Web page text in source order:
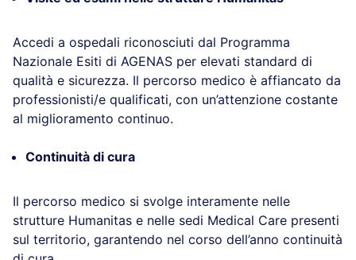
Accedi a ospedali riconosciuti dal Programma
Nazionale Esiti di AGENAS per elevati standard di
qualità e sicurezza. Il percorso medico è affiancato da
professionisti/e qualificati, con un’attenzione costante
al miglioramento continuo.
Continuità di cura
Il percorso medico si svolge interamente nelle
strutture Humanitas e nelle sedi Medical Care presenti
sul territorio, garantendo nel corso dell’anno continuità